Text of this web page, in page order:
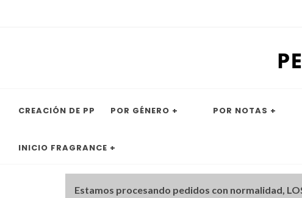
CREACIÓN DE PP POR GÉNERO + POR NOTAS +
INICIO FRAGRANCE +
Estamos procesando pedidos con normalidad, LOS